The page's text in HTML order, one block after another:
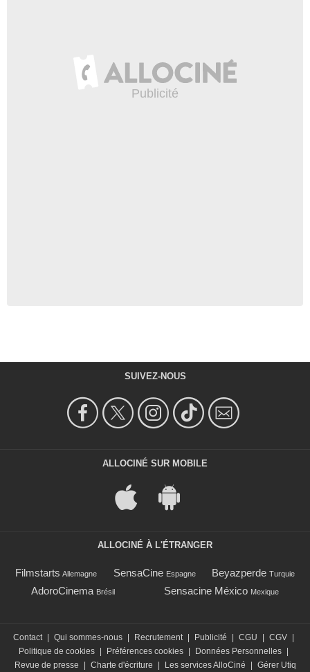
SUIVEZ-NOUS
ALLOCINÉ SUR MOBILE
ALLOCINÉ À L'ÉTRANGER
Filmstarts Allemagne SensaCine Espagne Beyazperde Turquie
AdoroCinema Brésil Sensacine México Mexique
Contact Qui sommes-nous Recrutement Publicité CGU CGV
Politique de cookies
Préférences cookies Données Personnelles
Revue de presse
Charte d'écriture Les services AlloCiné Gérer Utiq